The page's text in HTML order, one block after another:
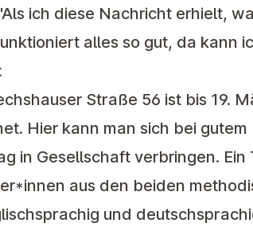
ich diese Nachricht erhielt,
alles so gut, da kann
Straße 56 ist bis 19.
Hier kann man sich bei
in Gesellschaft verbringen. Ein
aus den beiden
und